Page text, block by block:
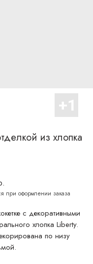
из хлопка
с декоративными
хлопка Liberty.
по низу